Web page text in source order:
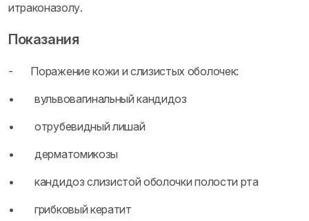
итраконазолу.
Показания
- Поражение кожи и слизистых оболочек:
• вульвовагинальный кандидоз
• отрубевидный лишай
• дерматомикозы
• кандидоз слизистой оболочки полости рта
• грибковый кератит